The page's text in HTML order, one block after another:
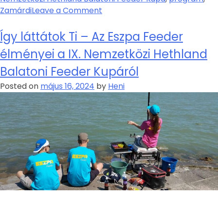
ZamárdiLeave a Comment
Így láttátok Ti – Az Eszpa Feeder
élményei a IX. Nemzetközi Hethland
Balatoni Feeder Kupáról
Posted on május 16, 2024 by Heni